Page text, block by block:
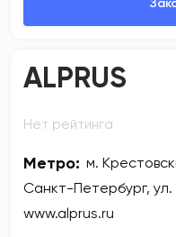
ALPRUS
Нет рейтинга
Метро: м.
Санкт-Петербург, ул.
www.alprus.ru